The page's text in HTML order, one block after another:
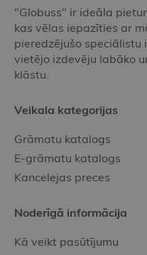
"Globuss" ir ideāla
kas vēlas iepazīties ar
pieredzējušo
vietējo izdevēju labāko
klāstu.
Veikala kategorijas
Grāmatu katalogs
E-grāmatu katalogs
Kancelejas preces
Noderīgā informācija
Kā veikt pasūtījumu